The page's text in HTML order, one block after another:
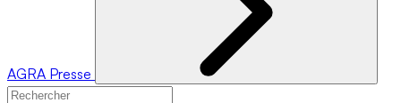
AGRA Presse